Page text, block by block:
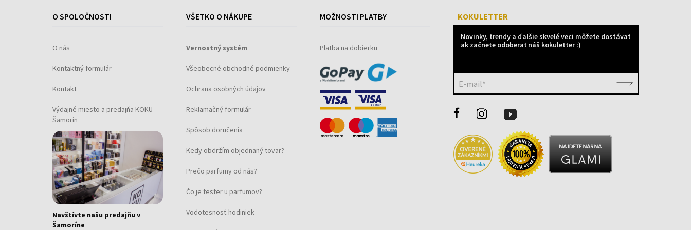
O SPOLOČNOSTI
O nás
Kontaktný formulár
Kontakt
Výdajné miesto a predajňa KOKU
Šamorín
Navštívte našu predajňu v
Šamoríne
VŠETKO O NÁKUPE
Vernostný systém
Všeobecné obchodné podmienky
Ochrana osobných údajov
Reklamačný formulár
Spôsob doručenia
Kedy obdržím objednaný tovar?
Prečo parfumy od nás?
Čo je tester u parfumov?
Vodotesnosť hodiniek
MOŽNOSTI PLATBY
Platba na dobierku
KOKULETTER
Novinky, trendy a ďalšie skvelé veci môžete dostávať
ak začnete odoberať náš kokuletter :)
E-mail*